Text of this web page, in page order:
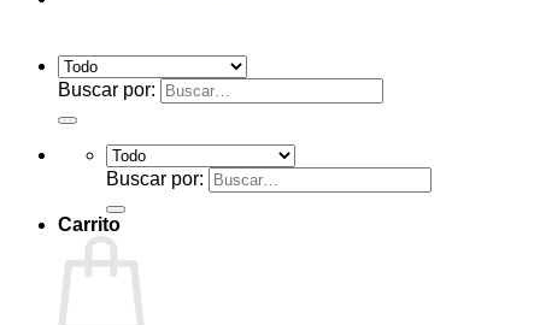
Buscar por:
Buscar por:
Carrito